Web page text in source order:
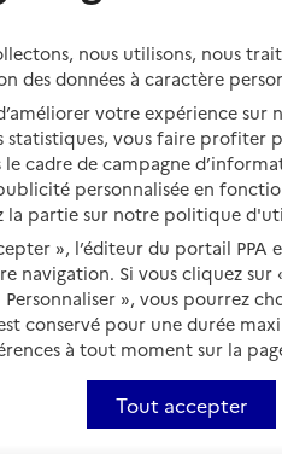
à domicile avec une
hospitalisé
de vie à domicile
nous utilisons, nous
des données à caractère
votre expérience sur
statistiques, vous faire
le cadre de campagne
personnalisée en
la partie sur notre politique
», l’éditeur du portail PPA
navigation. Si vous cliquez sur
Personnaliser », vous pourrez
conservé pour une durée
à tout moment sur la
Tout accepter